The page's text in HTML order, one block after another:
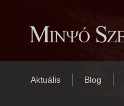
Aktuális Blog